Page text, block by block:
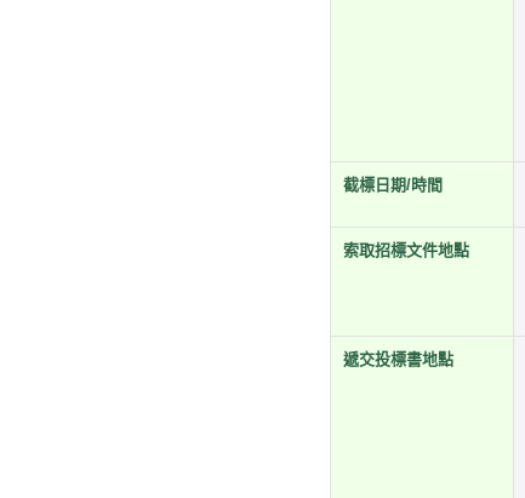
截標日期/時間
索取招標文件地點
遞交投標書地點